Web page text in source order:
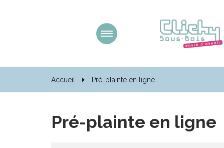
Aller
navigation
Accueil Pré-plainte en ligne
Pré-plainte en ligne